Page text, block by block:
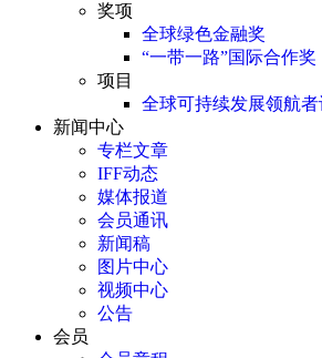
奖项
全球绿色金融奖
“一带一路”国际合作奖
项目
全球可持续发展领航者
新闻中心
专栏文章
IFF动态
媒体报道
会员通讯
新闻稿
图片中心
视频中心
公告
会员